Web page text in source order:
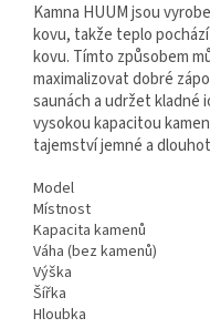
Kamna HUUM jsou
kovu, takže teplo
kovu. Tímto způsobem
maximalizovat dobré
saunách a udržet kladné
vysokou kapacitou
tajemství jemné a
Model
Místnost
Kapacita kamenů
Váha (bez kamenů)
Výška
Šířka
Hloubka